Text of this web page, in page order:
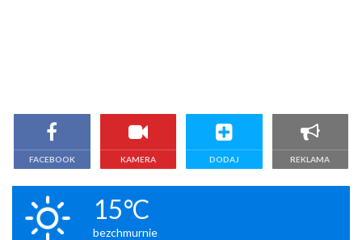
FACEBOOK KAMERA DODAJ REKLAMA
15°C
bezchmurnie